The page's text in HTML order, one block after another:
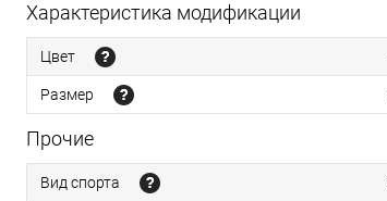
Характеристика модификации
Цвет
Размер
Прочие
Вид спорта